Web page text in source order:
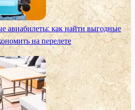
авиабилеты: как найти выгодные
на перелете